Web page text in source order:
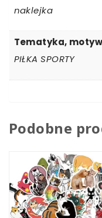
naklejka
Tematyka, motyw
PIŁKA SPORTY
Podobne